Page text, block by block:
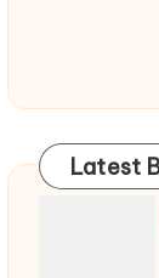
Latest